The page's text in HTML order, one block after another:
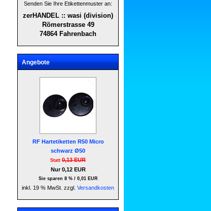
Senden Sie Ihre Etikettenmuster an:
zerHANDEL :: wasi (division)
Römerstrasse 49
74864 Fahrenbach
Angebote
RF Hartetiketten R50 Micro
schwarz Ø50
Statt 0,13 EUR
Nur 0,12 EUR
Sie sparen 8 % / 0,01 EUR
inkl. 19 % MwSt. zzgl. Versandkosten